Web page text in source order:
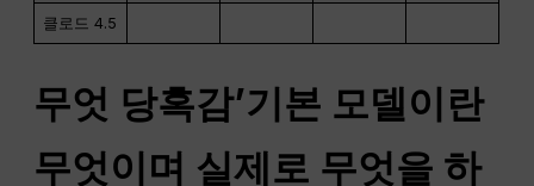
클로드 4.5
무엇 당혹감’기본 모델이란
무엇이며 실제로 무엇을 하